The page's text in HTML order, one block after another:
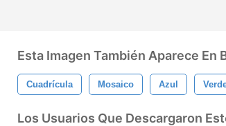
Esta Imagen También Aparece En
Cuadrícula Mosaico Azul
Los Usuarios Que Descargaron